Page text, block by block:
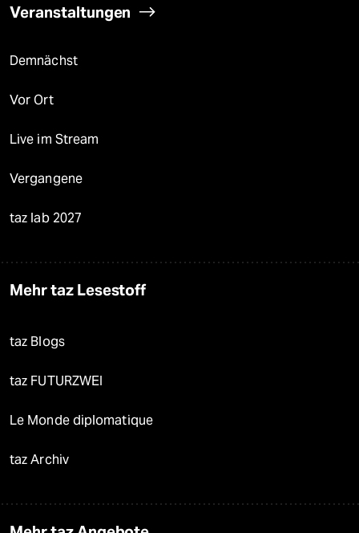
Veranstaltungen
Demnächst
Vor Ort
Live im Stream
Vergangene
taz lab 2027
Mehr taz Lesestoff
taz Blogs
taz FUTURZWEI
Le Monde diplomatique
taz Archiv